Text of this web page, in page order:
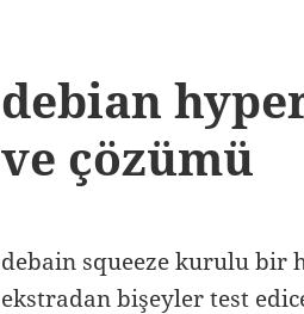
debian
ve çözümü
debain squeeze kurulu bir
ekstradan bişeyler test